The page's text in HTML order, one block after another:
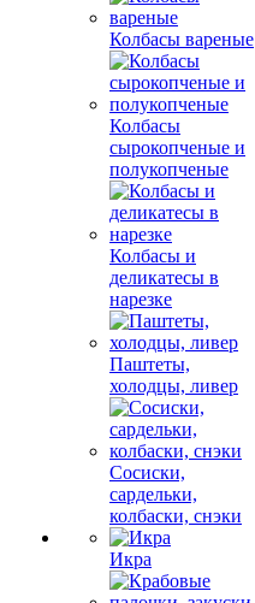
Колбасы вареные
Колбасы
сырокопченые и
полукопченые
Колбасы и
деликатесы в
нарезке
Паштеты,
холодцы, ливер
Сосиски,
сардельки,
колбаски, снэки
Икра